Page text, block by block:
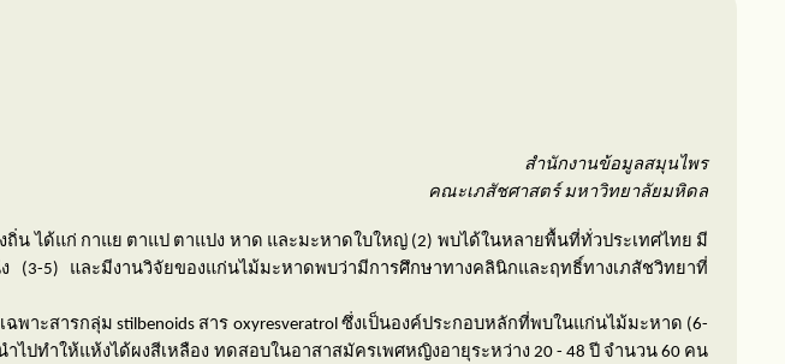
สำนักงานข้อมูลสมุนไพร
คณะเภสัชศาสตร์ มหาวิทยาลัยมหิดล
ถิ่น ได้แก่ กาแย ตาแป ตาแปง หาด และมะหาดใบใหญ่ (2) พบได้ในหลายพื้นที่ทั่วประเทศไทย มี
ง (3-5) และมีงานวิจัยของแก่นไม้มะหาดพบว่ามีการศึกษาทางคลินิกและฤทธิ์ทางเภสัชวิทยาที่
ฉพาะสารกลุ่ม stilbenoids สาร oxyresveratrol ซึ่งเป็นองค์ประกอบหลักที่พบในแก่นไม้มะหาด (6-
ปทำให้แห้งได้ผงสีเหลือง ทดสอบในอาสาสมัครเพศหญิงอายุระหว่าง 20 - 48 ปี จำนวน 60 คน